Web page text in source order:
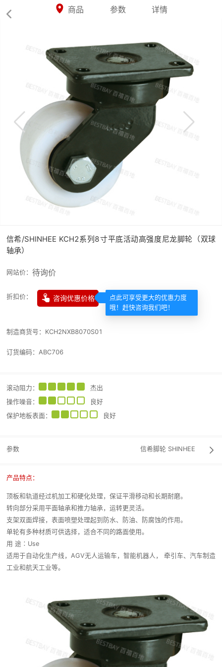

 商品 参数 详情
信希/SHINHEE KCH2系列8寸平底活动高强度尼龙脚轮（双球
轴承）
网站价： 待询价
折扣价：  咨询优惠价格
点此可享受更大的优惠力度
哦！赶快咨询我们吧！
制造商货号： KCH2NXB8070S01
订货编码： ABC706
滚动阻力 ：
杰出
操作噪音 ：
良好
保护地板表面 ： 良好
参数 信希脚轮 SHINHEE 
产品特点：
顶板和轨道经过机加工和硬化处理，保证平滑移动和长期耐磨。
转向部分采用平面轴承和推力轴承，运转更灵活。
支架双面焊接，表面喷塑处理起到防水、防油、防腐蚀的作用。
单轮有多种材质可供选择，适合不同的路面使用。
用 途∶Use
适用于自动化生产线，AGV无人运输车，智能机器人， 牵引车、汽车制造
工业和航天工业等。